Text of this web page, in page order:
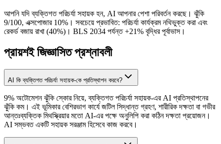
আপনি যদি ব্যক্তিগত পরিচর্যা সহায়ক হন, AI আপনার পেশা পরিবর্তন করছে। ঝুঁকি
9/100, এক্সপোজার 10%। সবচেয়ে প্রভাবিত: পরিচর্যা কার্যক্রম নথিভুক্ত করা এবং
রেকর্ড বজায় রাখা (40%)। BLS 2034 পর্যন্ত +21% বৃদ্ধির পূর্বাভাস।
প্রায়শই জিজ্ঞাসিত প্রশ্নাবলী
AI কি ব্যক্তিগত পরিচর্যা সহায়ক-কে প্রতিস্থাপন করবে?
9% অটোমেশন ঝুঁকি স্কোর নিয়ে, ব্যক্তিগত পরিচর্যা সহায়ক-এর AI প্রতিস্থাপনের
ঝুঁকি কম। এই ভূমিকার বেশিরভাগ কার্যে জটিল সিদ্ধান্ত গ্রহণ, শারীরিক দক্ষতা বা গভীর
আন্তঃব্যক্তিক মিথস্ক্রিয়ার মতো AI-এর পক্ষে অনুলিপি করা কঠিন দক্ষতা প্রয়োজন।
AI সম্ভবত একটি সহায়ক সরঞ্জাম হিসেবে কাজ করবে।